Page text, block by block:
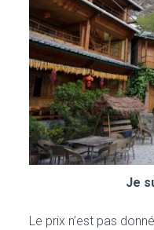
Je
Le prix n’est pas